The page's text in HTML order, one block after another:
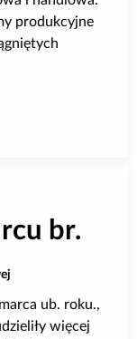
produkcyjne
dla mikrofirm w
br.
ub. roku.,
więcej